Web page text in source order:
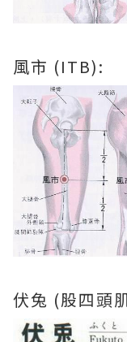
風市 (ITB):
伏兔 (股四頭